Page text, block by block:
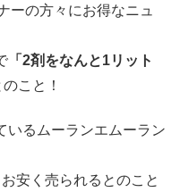
ーの方々にお得なニュ
「2剤をなんと1リット
こと！
いるムーランエムーラン
安く売られるとのこと